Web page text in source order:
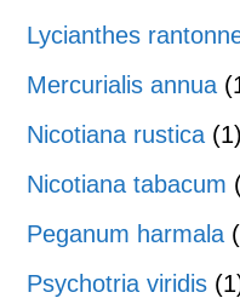
Lycianthes
Mercurialis annua
Nicotiana rustica (1)
Nicotiana tabacum
Peganum harmala
Psychotria viridis